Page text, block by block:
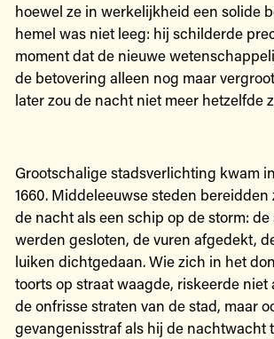
hoewel ze in werkelijkheid een solide
hemel was niet leeg: hij schilderde
moment dat de nieuwe
de betovering alleen nog maar
later zou de nacht niet meer hetzelfde
Grootschalige stadsverlichting kwam
1660. Middeleeuwse steden
de nacht als een schip op de storm:
werden gesloten, de vuren afgedekt,
luiken dichtgedaan. Wie zich in het
toorts op straat waagde, riskeerde niet
de onfrisse straten van de stad, maar
gevangenisstraf als hij de nachtwacht